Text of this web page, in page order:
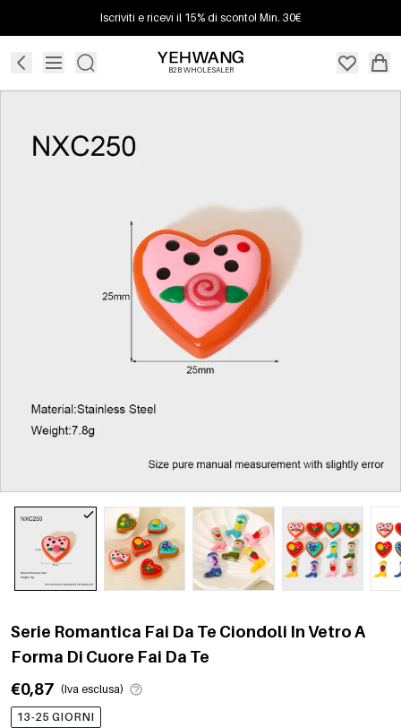
Iscriviti e ricevi il 15% di sconto! Min. 30€
B2B WHOLESALER
Serie Romantica Fai Da Te Ciondoli In Vetro A
Forma Di Cuore Fai Da Te
€0,87 (Iva esclusa)
13-25 GIORNI